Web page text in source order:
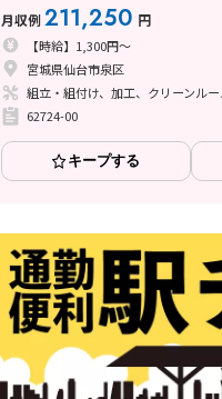
月収例211,250 円
【時給】1,300円～
宮城県仙台市泉区
組立・組付け、加工、クリーンル
62724-00
キープする